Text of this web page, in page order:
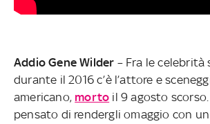
Addio Gene Wilder – Fra le celebrità
durante il 2016 c’è l’attore e
americano, morto il 9 agosto
pensato di rendergli omaggio con